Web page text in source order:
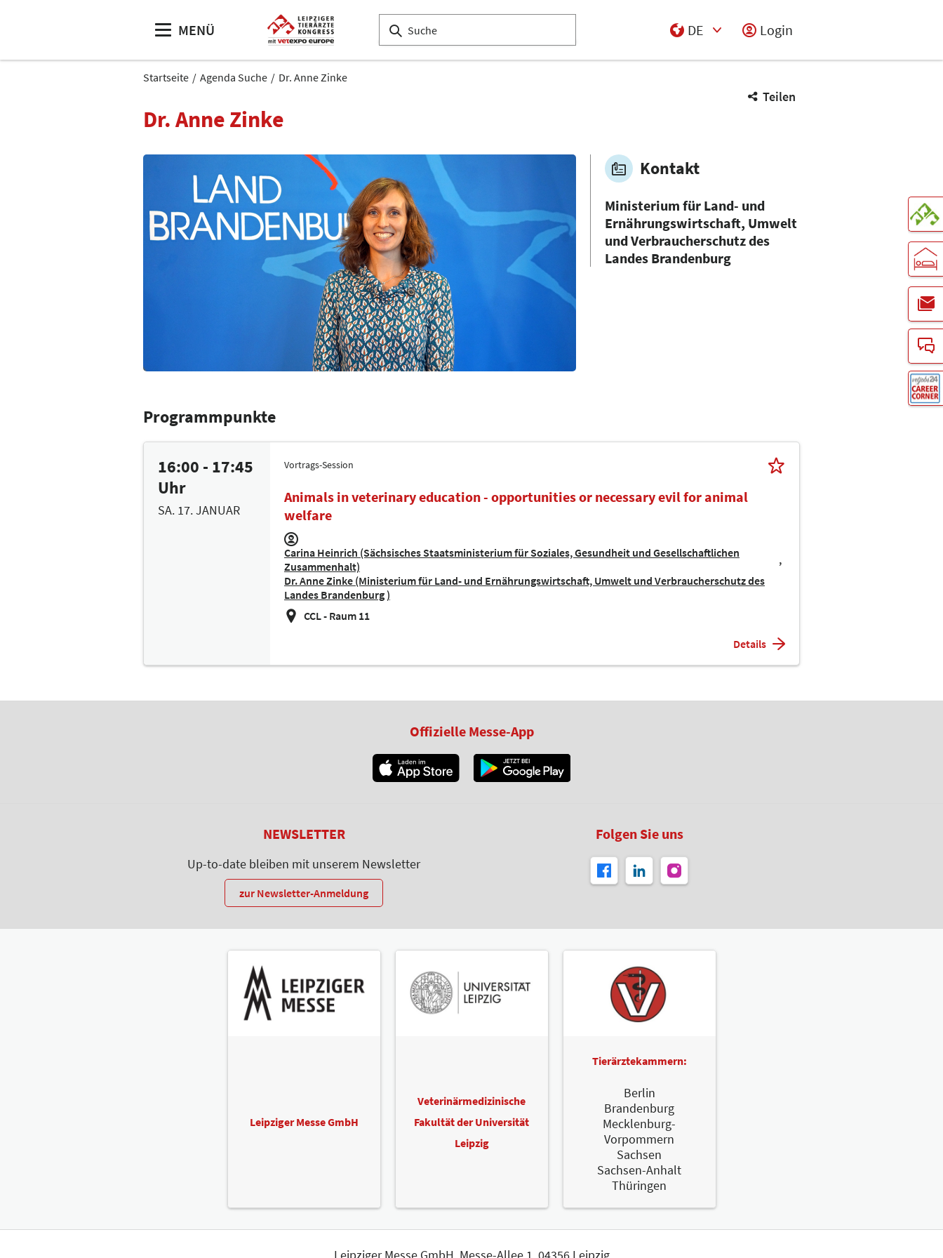
MENÜ
DE
Login
Startseite Agenda Suche Dr. Anne Zinke
Teilen
Dr. Anne Zinke
Kontakt
Ministerium für Land- und
Ernährungswirtschaft, Umwelt
und Verbraucherschutz des
Landes Brandenburg
Programmpunkte
16:00 - 17:45
Uhr
SA. 17. JANUAR
Vortrags-Session
Animals in veterinary education - opportunities or necessary evil for animal
welfare
Carina Heinrich (Sächsisches Staatsministerium für Soziales, Gesundheit und Gesellschaftlichen
Zusammenhalt)
Dr. Anne Zinke (Ministerium für Land- und Ernährungswirtschaft, Umwelt und Verbraucherschutz des
Landes Brandenburg )
CCL - Raum 11
Details
Offizielle Messe-App
NEWSLETTER
Up-to-date bleiben mit unserem Newsletter
zur Newsletter-Anmeldung
Folgen Sie uns
Leipziger Messe GmbH
Veterinärmedizinische
Fakultät der Universität
Leipzig
Tierärztekammern:
Berlin
Brandenburg
Mecklenburg-
Vorpommern
Sachsen
Sachsen-Anhalt
Thüringen
Leipziger Messe GmbH, Messe-Allee 1, 04356 Leipzig